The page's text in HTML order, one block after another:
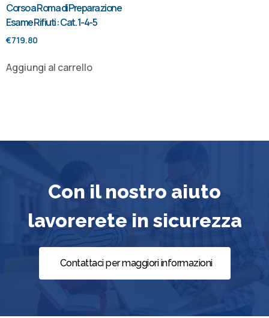
Corso a Roma di Preparazione
Esame Rifiuti : Cat. 1-4-5
€719.80
Aggiungi al carrello
Con il nostro aiuto
lavorerete in sicurezza
Contattaci per maggiori informazioni